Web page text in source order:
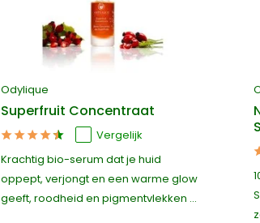
Odylique
Superfruit Concentraat
Vergelijk
Krachtig bio-serum dat je huid
oppept, verjongt en een warme glow
geeft, roodheid en pigmentvlekken ...